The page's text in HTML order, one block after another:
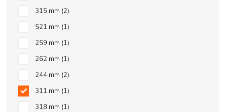
315 mm 2
521 mm 1
259 mm 1
262 mm 1
244 mm 2
311 mm 1
318 mm 1